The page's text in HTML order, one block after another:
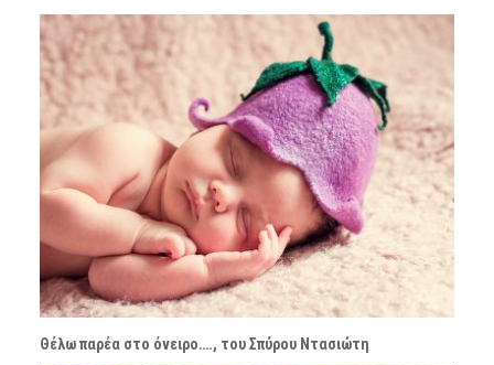
Θέλω παρέα στο όνειρο…., του Σπύρου Ντασιώτη